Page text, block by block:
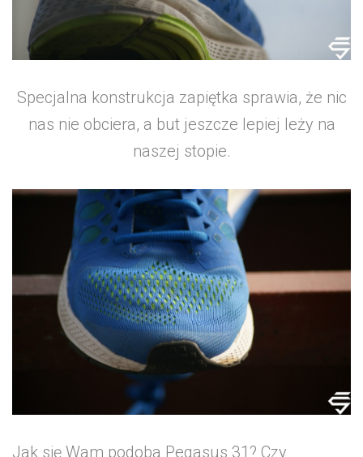
Specjalna konstrukcja zapiętka sprawia, że nic
nas nie obciera, a but jeszcze lepiej leży na
naszej stopie.
Jak się Wam podoba Pegasus 31? Czy